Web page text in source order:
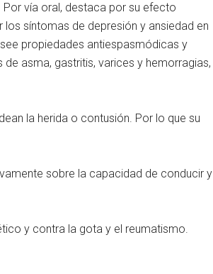
vía oral, destaca por su efecto
síntomas de depresión y ansiedad en
propiedades antiespasmódicas y
asma, gastritis, varices y hemorragias,
la herida o contusión. Por lo que su
sobre la capacidad de conducir y
y contra la gota y el reumatismo.